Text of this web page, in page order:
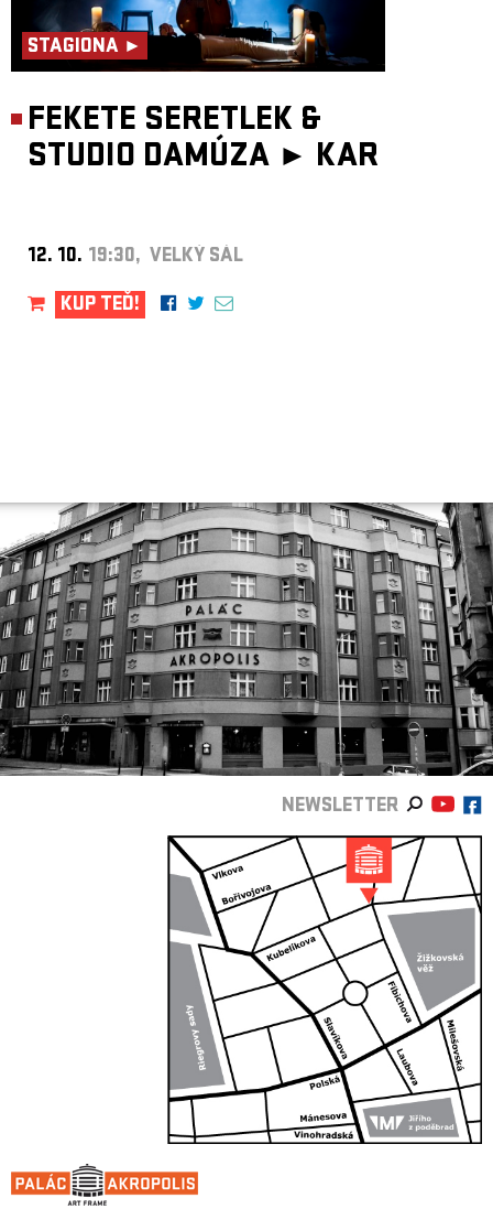
STAGIONA ►
FEKETE SERETLEK &
STUDIO DAMÚZA ► KAR
12. 10. 19:30, VELKÝ SÁL
KUP TEĎ!
NEWSLETTER